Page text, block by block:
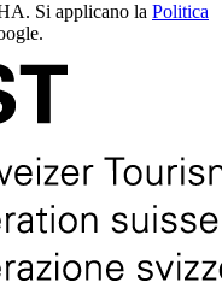
Si applicano la Politica